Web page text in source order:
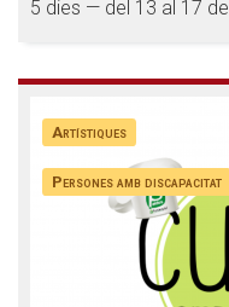
5 dies — del 13 al 17
Artístiques
Persones amb discapacitat